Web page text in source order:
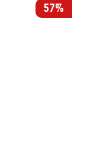
57%